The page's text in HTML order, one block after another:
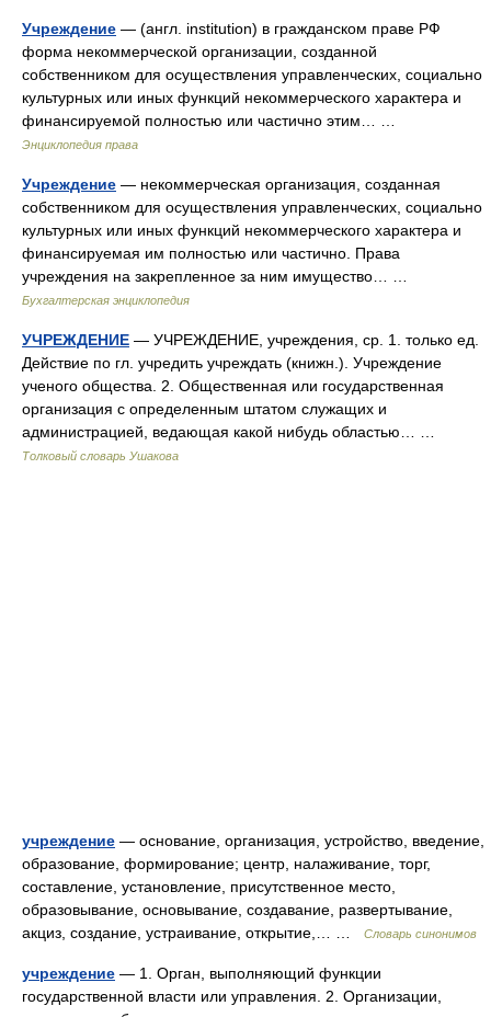
Учреждение — (англ. institution) в гражданском праве РФ
форма некоммерческой организации, созданной
собственником для осуществления управленческих, социально
культурных или иных функций некоммерческого характера и
финансируемой полностью или частично этим… …
Энциклопедия права
Учреждение — некоммерческая организация, созданная
собственником для осуществления управленческих, социально
культурных или иных функций некоммерческого характера и
финансируемая им полностью или частично. Права
учреждения на закрепленное за ним имущество… …
Бухгалтерская энциклопедия
УЧРЕЖДЕНИЕ — УЧРЕЖДЕНИЕ, учреждения, ср. 1. только ед.
Действие по гл. учредить учреждать (книжн.). Учреждение
ученого общества. 2. Общественная или государственная
организация с определенным штатом служащих и
администрацией, ведающая какой нибудь областью… …
Толковый словарь Ушакова
учреждение — основание, организация, устройство, введение,
образование, формирование; центр, налаживание, торг,
составление, установление, присутственное место,
образовывание, основывание, создавание, развертывание,
акциз, создание, устраивание, открытие,… …
Словарь синонимов
учреждение — 1. Орган, выполняющий функции
государственной власти или управления. 2. Организации,